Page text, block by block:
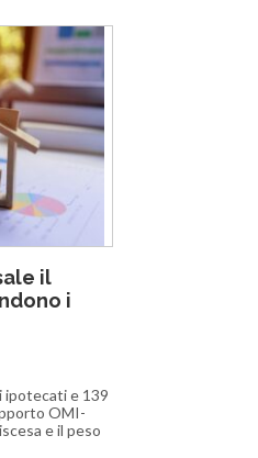
il
i
ipotecati e 139
OMI-
e il peso